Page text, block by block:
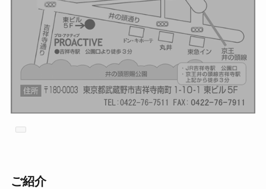
ご紹介